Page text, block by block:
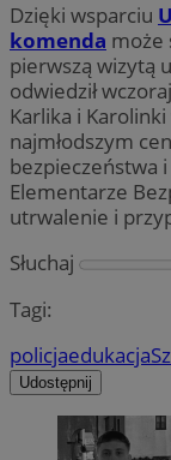
Dzięki wsparciu
komenda może
pierwszą wizytą
odwiedził
Karlika i
najmłodszym
bezpieczeństwa
Elementarze
utrwalenie i
Słuchaj
Tagi:
policjaedukacja
Udostępnij